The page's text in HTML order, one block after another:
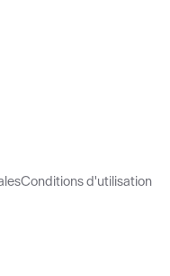
Conditions d'utilisation